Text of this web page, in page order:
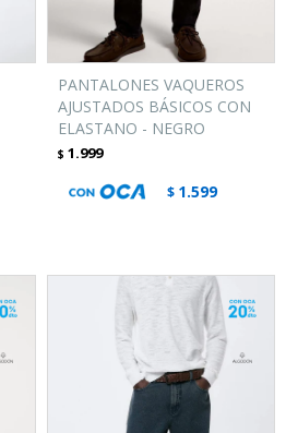
PANTALONES VAQUEROS
AJUSTADOS BÁSICOS CON
ELASTANO - NEGRO
$ 1.999
$ 1.599